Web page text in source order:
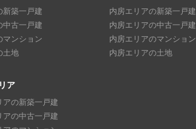
新築一戸建
中古一戸建
マンション
土地
内房エリアの新築一戸建
内房エリアの中古一戸建
内房エリアのマンション
内房エリアの土地
ア
アの新築一戸建
アの中古一戸建